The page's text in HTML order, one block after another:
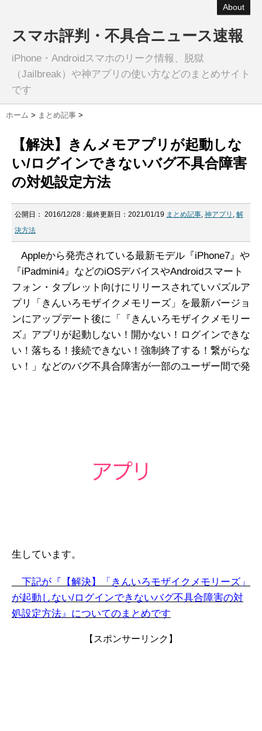
About
スマホ評判・不具合ニュース速報
iPhone・Androidスマホのリーク情報、脱獄
（Jailbreak）や神アプリの使い方などのまとめサイト
です
ホーム > まとめ記事 >
【解決】きんメモアプリが起動しな
い/ログインできないバグ不具合障害
の対処設定方法
公開日： 2016/12/28 : 最終更新日：2021/01/19 まとめ記事, 神アプリ , 解
決方法
Appleから発売されている最新モデル『iPhone7』や
『iPadmini4』などのiOSデバイスやAndroidスマート
フォン・タブレット向けにリリースされていパズルア
プリ「きんいろモザイクメモリーズ 」を最新バージョ
ンにアップデート後に「『きんいろモザイクメモリー
ズ』 アプリが起動しない！開かない！ログインできな
い！落ちる！接続できない！強制終了する！繋がらな
い！」などのバグ不具合障害が一部のユーザー間で発
生しています。
下記が『【解決】「 きんいろモザイクメモリーズ 」
が起動しない/ログインできないバグ不具合障害の対
処設定方法』についてのまとめです
【スポンサーリンク】